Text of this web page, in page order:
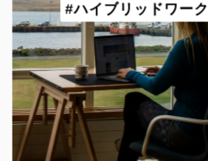
#ハイブリッドワーク